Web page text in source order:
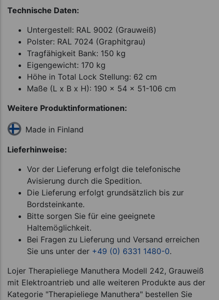
Technische Daten:
Untergestell: RAL 9002 (Grauweiß)
Polster: RAL 7024 (Graphitgrau)
Tragfähigkeit Bank: 150 kg
Eigengewicht: 170 kg
Höhe in Total Lock Stellung: 62 cm
Maße (L x B x H): 190 x 54 x 51-106 cm
Weitere Produktinformationen:
Made in Finland
Lieferhinweise:
Vor der Lieferung erfolgt die telefonische
Avisierung durch die Spedition.
Die Lieferung erfolgt grundsätzlich bis zur
Bordsteinkante.
Bitte sorgen Sie für eine geeignete
Haltemöglichkeit.
Bei Fragen zu Lieferung und Versand erreichen
Sie uns unter der +49 (0) 6331 1480-0.
Lojer Therapieliege Manuthera Modell 242, Grauweiß
mit Elektroantrieb und alle weiteren Produkte aus der
Kategorie "Therapieliege Manuthera" bestellen Sie